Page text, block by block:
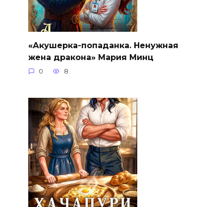
«Акушерка-попаданка. Ненужная
жена дракона» Мария Минц
0 8